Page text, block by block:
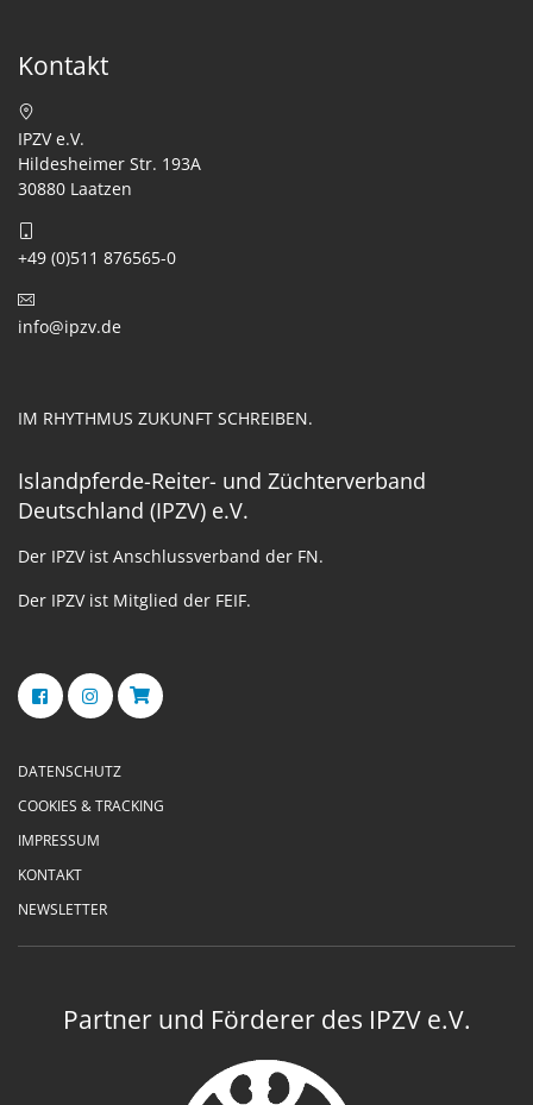
Kontakt
IPZV e.V.
Hildesheimer Str. 193A
30880 Laatzen
+49 (0)511 876565-0
info@ipzv.de
IM RHYTHMUS ZUKUNFT SCHREIBEN.
Islandpferde-Reiter- und Züchterverband
Deutschland (IPZV) e.V.
Der IPZV ist Anschlussverband der FN.
Der IPZV ist Mitglied der FEIF.
DATENSCHUTZ
COOKIES & TRACKING
IMPRESSUM
KONTAKT
NEWSLETTER
Partner und Förderer des IPZV e.V.